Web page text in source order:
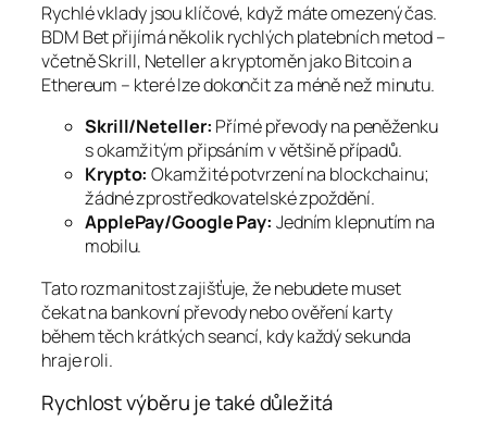
Rychlé vklady jsou klíčové, když máte omezený čas.
BDM Bet přijímá několik rychlých platebních metod –
včetně Skrill, Neteller a kryptoměn jako Bitcoin a
Ethereum – které lze dokončit za méně než minutu.
Skrill/Neteller: Přímé převody na peněženku
s okamžitým připsáním v většině případů.
Krypto: Okamžité potvrzení na blockchainu;
žádné zprostředkovatelské zpoždění.
ApplePay/Google Pay: Jedním klepnutím na
mobilu.
Tato rozmanitost zajišťuje, že nebudete muset
čekat na bankovní převody nebo ověření karty
během těch krátkých seancí, kdy každý sekunda
hraje roli.
Rychlost výběru je také důležitá